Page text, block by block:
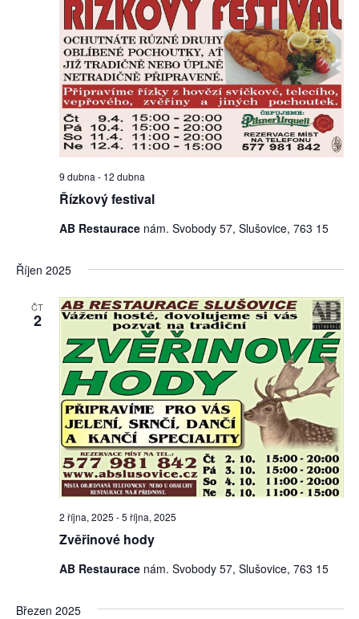
Řízkový festival
9 dubna - 12 dubna
AB Restaurace nám. Svobody 57, Slušovice, 763 15
Říjen 2025
ČT
2
Zvěřinové hody
2 října, 2025 -5 října, 2025
AB Restaurace nám. Svobody 57, Slušovice, 763 15
Březen 2025